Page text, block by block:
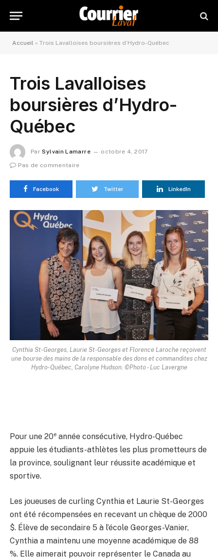
Accueil » Trois Lavalloises boursières d’Hydro-Québec
Trois Lavalloises
boursières d’Hydro-
Québec
Par Sylvain Lamarre
octobre 4, 2017
Pas de commentaire
Facebook Twitter LinkedIn
Cynthia St-Georges, Laurie St-Georges et Florence Laroche reçoivent
une bourse des mains de la responsable des dons et commandites chez
Hydro-Québec, Carolyne Hudson. ©Photo - Luc Lavergne
Pour une 20e année consécutive, Hydro-Québec
appuie les étudiants-athlètes les plus prometteurs de
la province, soulignant leur réussite académique et
sportive.
Les joueuses de curling Cynthia et Laurie St-Georges
ont été récompensées en recevant un chèque de 2000
$. Élève de secondaire 5 à l’école Georges-Vanier,
Cynthia a maintenu une moyenne académique de 88
%. Elle aimerait pouvoir représenter le Canada au